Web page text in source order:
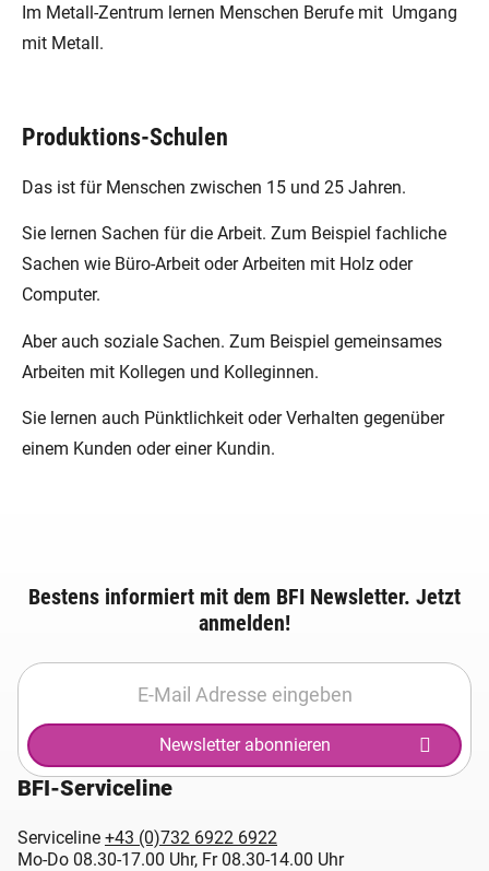
Im Metall-Zentrum lernen Menschen Berufe mit Umgang
mit Metall.
Produktions-Schulen
Das ist für Menschen zwischen 15 und 25 Jahren.
Sie lernen Sachen für die Arbeit. Zum Beispiel fachliche
Sachen wie Büro-Arbeit oder Arbeiten mit Holz oder
Computer.
Aber auch soziale Sachen. Zum Beispiel gemeinsames
Arbeiten mit Kollegen und Kolleginnen.
Sie lernen auch Pünktlichkeit oder Verhalten gegenüber
einem Kunden oder einer Kundin.
Bestens informiert mit dem BFI Newsletter. Jetzt
anmelden!
Newsletter abonnieren
BFI-Serviceline
Serviceline +43 (0)732 6922 6922
Mo-Do 08.30-17.00 Uhr, Fr 08.30-14.00 Uhr